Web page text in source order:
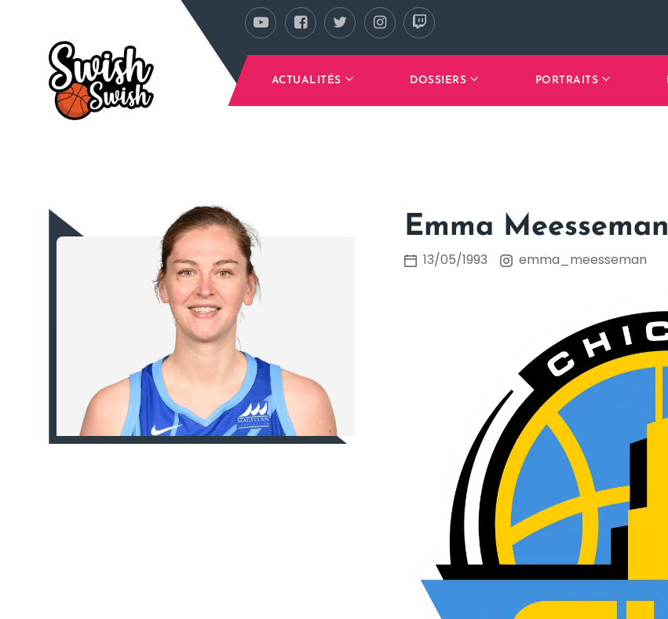
Se rendre au contenu principal
ACTUALITÉS DOSSIERS PORTRAITS
Emma Meesseman
13/05/1993 emma_meesseman